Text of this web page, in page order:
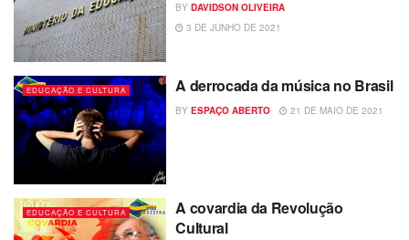
BY DAVIDSON OLIVEIRA
3 DE JUNHO DE 2021
EDUCAÇÃO E CULTURA A derrocada da música no Brasil
BY ESPAÇO ABERTO 21 DE MAIO DE 2021
EDUCAÇÃO E CULTURA
A covardia da Revolução
Cultural